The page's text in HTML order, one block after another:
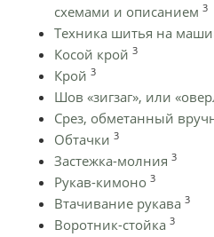
схемами и описанием 3
Техника шитья на
Косой крой 3
Крой 3
Шов «зигзаг», или
Срез, обметанный
Обтачки 3
Застежка-молния 3
Рукав-кимоно 3
Втачивание рукава 3
Воротник-стойка 3